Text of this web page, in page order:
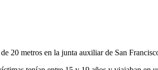
20 metros en la junta auxiliar de San